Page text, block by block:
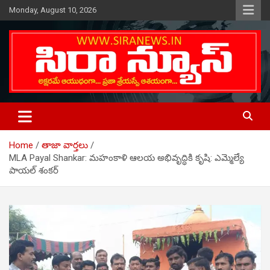
Skip
to
content
Monday, August 10, 2026
SIRA NEWS
Telugu Online News Daily
Home
తాజా వార్తలు
MLA Payal Shankar: మహంకాళి ఆలయ అభివృద్ధికి కృషి: ఎమ్మెల్యే
పాయల్ శంకర్